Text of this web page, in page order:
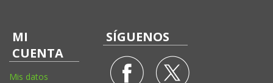
MI
CUENTA
Mis datos
SÍGUENOS